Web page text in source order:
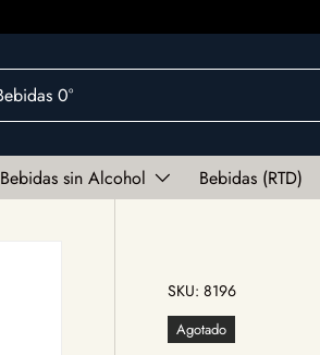
Bebidas sin Alcohol Bebidas (RTD)
SKU: 8196
Agotado